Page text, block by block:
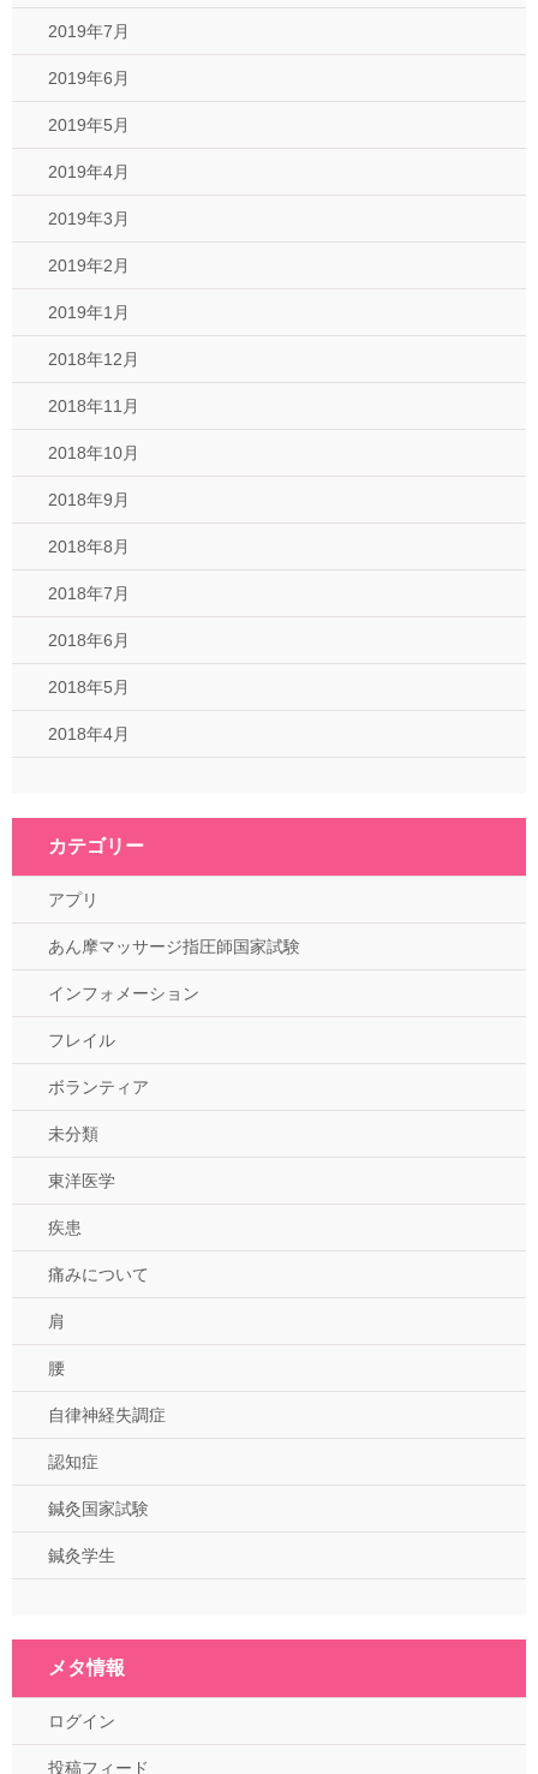
2019年7月
2019年6月
2019年5月
2019年4月
2019年3月
2019年2月
2019年1月
2018年12月
2018年11月
2018年10月
2018年9月
2018年8月
2018年7月
2018年6月
2018年5月
2018年4月
カテゴリー
アプリ
あん摩マッサージ指圧師国家試験
インフォメーション
フレイル
ボランティア
未分類
東洋医学
疾患
痛みについて
肩
腰
自律神経失調症
認知症
鍼灸国家試験
鍼灸学生
メタ情報
ログイン
投稿フィード